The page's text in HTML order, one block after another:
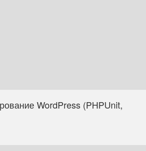
WordPress (PHPUnit,